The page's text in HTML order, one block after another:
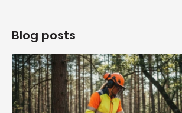
Blog posts